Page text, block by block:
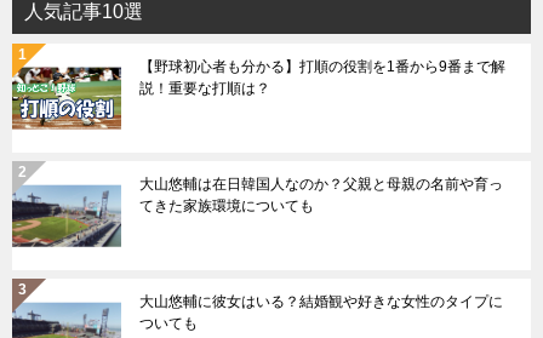
人気記事10選
【野球初心者も分かる】打順の役割を1番から9番まで解
説！重要な打順は？
大山悠輔は在日韓国人なのか？父親と母親の名前や育っ
てきた家族環境についても
大山悠輔に彼女はいる？結婚観や好きな女性のタイプに
ついても